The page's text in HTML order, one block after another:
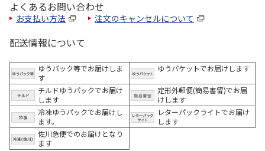
よくあるお問い合わせ
お支払い方法 注文のキャンセルについて
配送情報について
ゆうパック等でお届けしま
す
ゆうパケットでお届けします
チルドゆうパックでお届け
します
定形外郵便(簡易書留)でお届
けします
冷凍ゆうパックでお届けし
ます。
レターパックライトでお届け
します
佐川急便でのお届けとなり
ます